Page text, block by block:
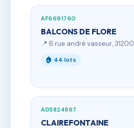
AF6691760
BALCONS DE FLORE
📍 6 rue andré vasseur, 31200
🏠 44 lots
AD5824867
CLAIREFONTAINE